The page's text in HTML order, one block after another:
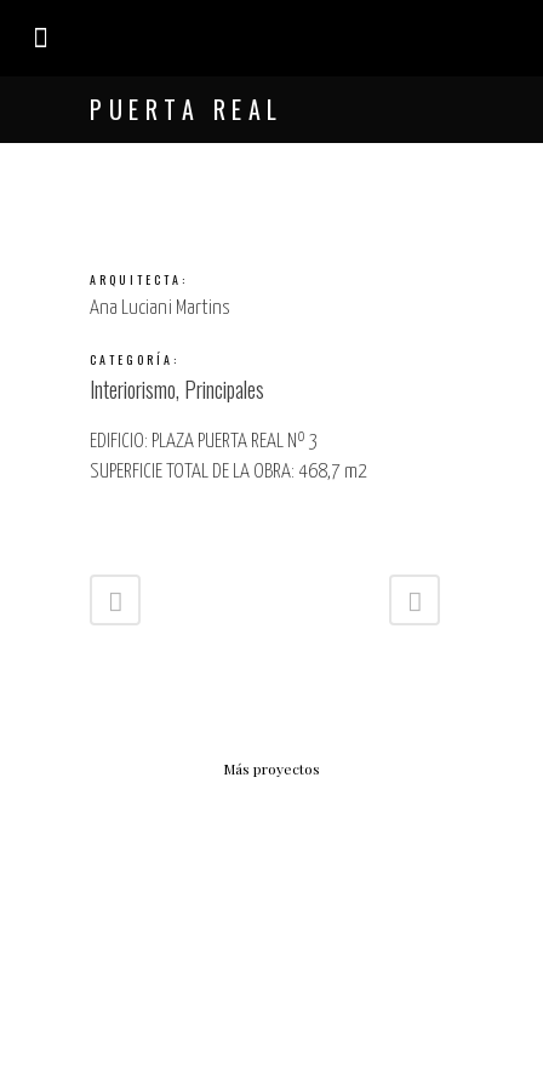
PUERTA REAL
ARQUITECTA:
Ana Luciani Martins
CATEGORÍA:
Interiorismo, Principales
EDIFICIO: PLAZA PUERTA REAL Nº 3
SUPERFICIE TOTAL DE LA OBRA: 468,7 m2
Más proyectos